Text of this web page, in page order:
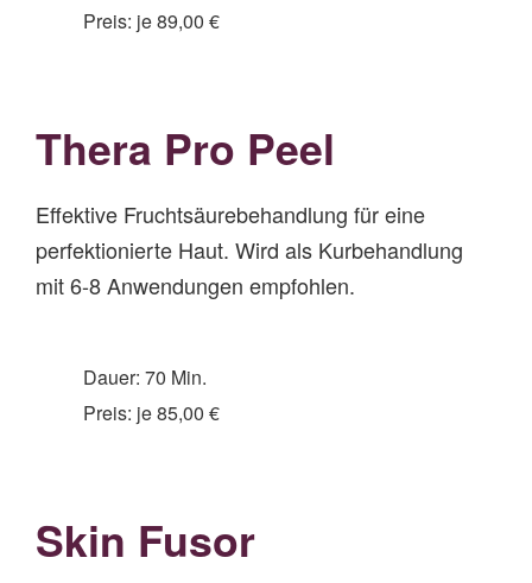
Preis: je 89,00 €
Thera Pro Peel
Effektive Fruchtsäurebehandlung für eine
perfektionierte Haut. Wird als Kurbehandlung
mit 6-8 Anwendungen empfohlen.
Dauer: 70 Min.
Preis: je 85,00 €
Skin Fusor